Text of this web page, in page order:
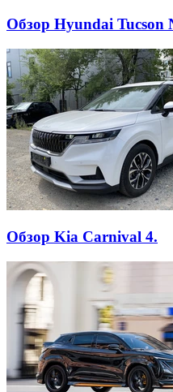
Обзор Hyundai Tucson
Обзор Kia Carnival 4.